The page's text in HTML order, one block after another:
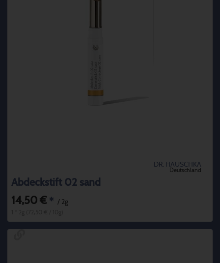
DR. HAUSCHKA
Deutschland
Abdeckstift 02 sand
14,50 € * / 2g